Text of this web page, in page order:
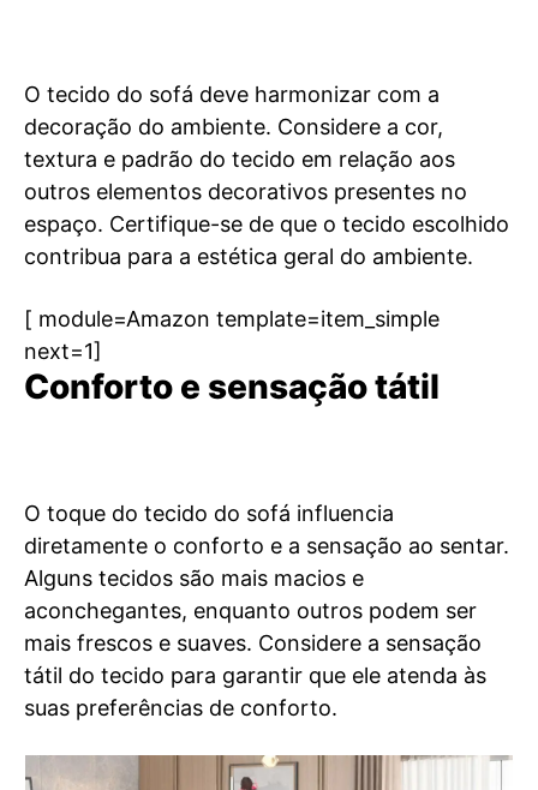
O tecido do sofá deve harmonizar com a
decoração do ambiente. Considere a cor,
textura e padrão do tecido em relação aos
outros elementos decorativos presentes no
espaço. Certifique-se de que o tecido escolhido
contribua para a estética geral do ambiente.
[ module=Amazon template=item_simple
next=1]
Conforto e sensação tátil
O toque do tecido do sofá influencia
diretamente o conforto e a sensação ao sentar.
Alguns tecidos são mais macios e
aconchegantes, enquanto outros podem ser
mais frescos e suaves. Considere a sensação
tátil do tecido para garantir que ele atenda às
suas preferências de conforto.